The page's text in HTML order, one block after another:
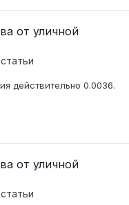
от уличной
действительно 0.0036.
от уличной